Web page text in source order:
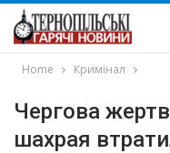
Home Кримінал
Чергова
шахрая